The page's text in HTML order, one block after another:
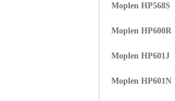
Moplen HP568S
Moplen HP600R
Moplen HP601J
Moplen HP601N